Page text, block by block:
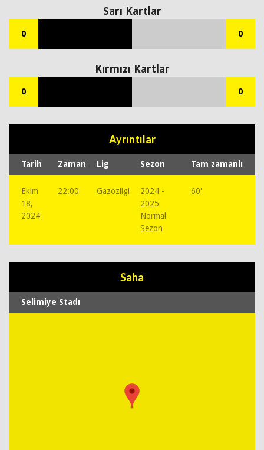
Sarı Kartlar
0 0
Kırmızı Kartlar
0 0
Ayrıntılar
Tarih Zaman Lig Sezon Tam zamanlı
Ekim
18,
2024
22:00 Gazozligi
2024 -
2025
Normal
Sezon
60'
Saha
Selimiye Stadı